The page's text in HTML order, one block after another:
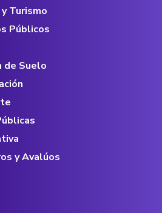
Turismo
Públicos
de Suelo
y Avalúos